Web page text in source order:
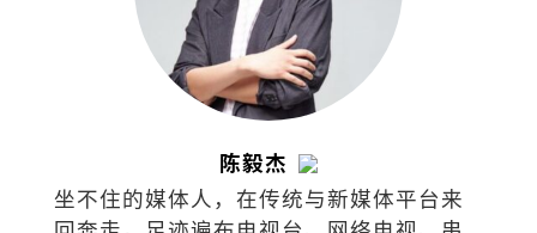
陈毅杰
坐不住的媒体人，在传统与新媒体平台来